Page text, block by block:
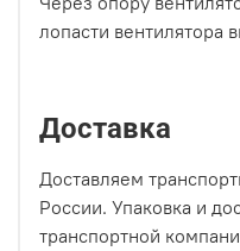
лопасти вентилятора
Доставка
Доставляем
России. Упаковка и
транспортной